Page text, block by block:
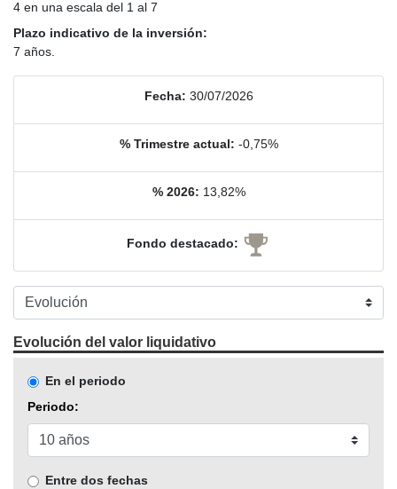
4 en una escala del 1 al 7
Plazo indicativo de la inversión:
7 años.
Fecha: 30/07/2026
% Trimestre actual: -0,75%
% 2026: 13,82%
Fondo destacado:
Evolución del valor liquidativo
En el periodo
Periodo:
Entre dos fechas